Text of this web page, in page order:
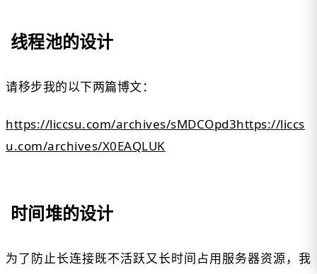
线程池的设计
请移步我的以下两篇博文：
https://liccsu.com/archives/sMDCOpd3https://liccs
u.com/archives/X0EAQLUK
时间堆的设计
为了防止长连接既不活跃又长时间占用服务器资源，我